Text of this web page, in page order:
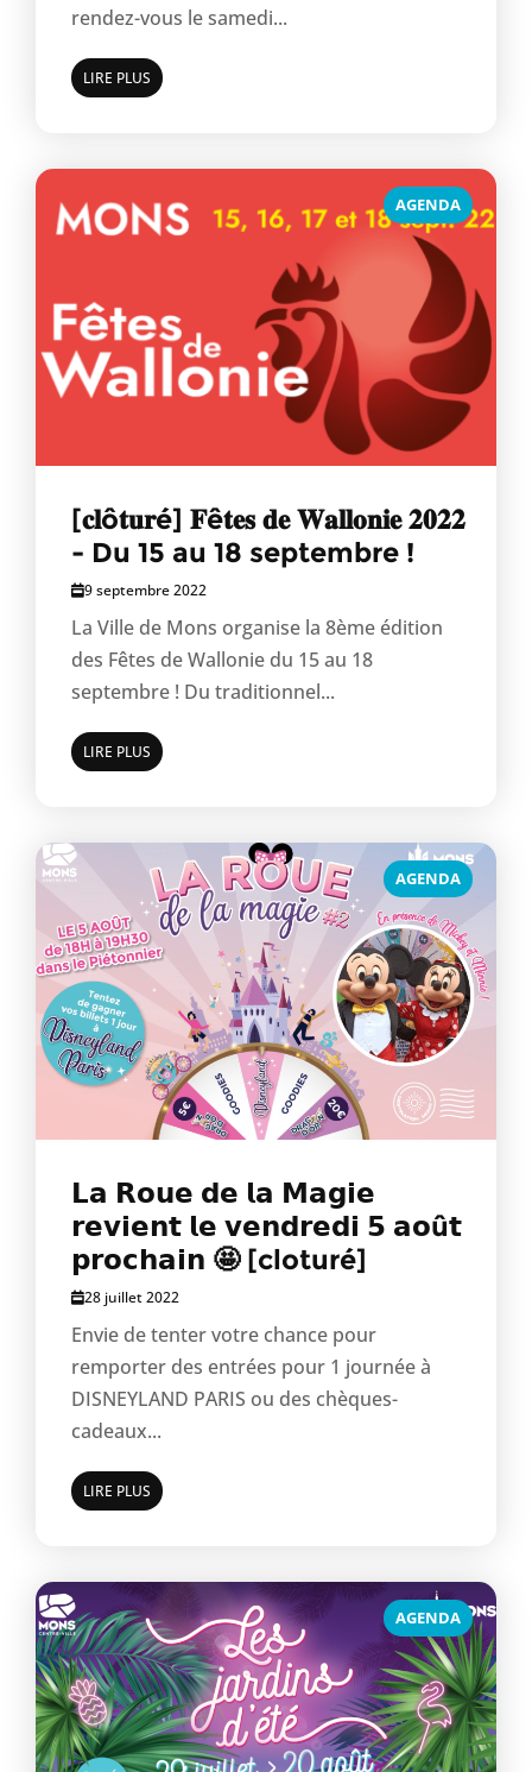
rendez-vous le samedi...
LIRE PLUS
AGENDA
[𝐜𝐥ô𝐭𝐮𝐫é] 𝐅ê𝐭𝐞𝐬 𝐝𝐞 𝐖𝐚𝐥𝐥𝐨𝐧𝐢𝐞 𝟐𝟎𝟐𝟐
- Du 15 au 18 septembre !
9 septembre 2022
La Ville de Mons organise la 8ème édition
des Fêtes de Wallonie du 15 au 18
septembre ! Du traditionnel...
LIRE PLUS
AGENDA
𝗟𝗮 𝗥𝗼𝘂𝗲 𝗱𝗲 𝗹𝗮 𝗠𝗮𝗴𝗶𝗲
𝗿𝗲𝘃𝗶𝗲𝗻𝘁 𝗹𝗲 𝘃𝗲𝗻𝗱𝗿𝗲𝗱𝗶 𝟱 𝗮𝗼û𝘁
𝗽𝗿𝗼𝗰𝗵𝗮𝗶𝗻 🤩 [cloturé]
28 juillet 2022
Envie de tenter votre chance pour
remporter des entrées pour 1 journée à
DISNEYLAND PARIS ou des chèques-
cadeaux...
LIRE PLUS
AGENDA